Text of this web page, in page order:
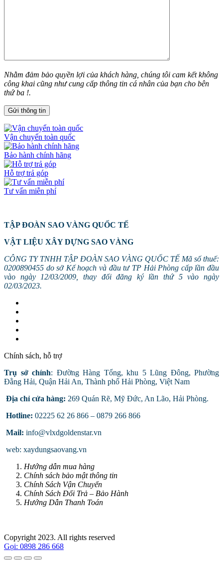
Nhằm đảm bảo quyền lợi của khách hàng, chúng tôi cam kết không
công khai cũng như cung cấp thông tin cá nhân của bạn cho bên
thứ ba !.
Vận chuyển toàn quốc
Bảo hành chính hãng
Hỗ trợ trả góp
Tư vấn miễn phí
TẬP ĐOÀN SAO VÀNG QUỐC TẾ
VẬT LIỆU XÂY DỰNG SAO VÀNG
CÔNG TY TNHH TẬP ĐOÀN SAO VÀNG QUỐC TẾ Mã số thuế:
0200890455 do sở Kế hoạch và đầu tư TP Hải Phòng cấp lần đầu
vào ngày 12/03/2009, thay đổi đăng ký lần thứ 5 vào ngày
02/03/2023.
Chính sách, hỗ trợ
Trụ sở chính: Đường Hàng Tổng, khu 5 Lũng Đông, Phường
Đằng Hải, Quận Hải An, Thành phố Hải Phòng, Việt Nam
Địa chỉ cửa hàng: 269 Quán Rẽ, Mỹ Đức, An Lão, Hải Phòng.
Hotline: 02225 62 26 866 – 0879 266 866
Mail: info@vlxdgoldenstar.vn
web: xaydungsaovang.vn
Hướng dẫn mua hàng
Chính sách bảo mật thông tin
Chính Sách Vận Chuyển
Chính Sách Đổi Trả – Bảo Hành
Hướng Dẫn Thanh Toán
Copyright 2023. All rights reserved
Gọi: 0898 286 668